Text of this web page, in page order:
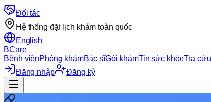
Đối tác
Hệ thống đặt lịch khám toàn quốc
English
BCare
Bệnh việnPhòng khámBác sĩGói khámTin sức khỏeTra cứu
Đăng nhập
Đăng ký